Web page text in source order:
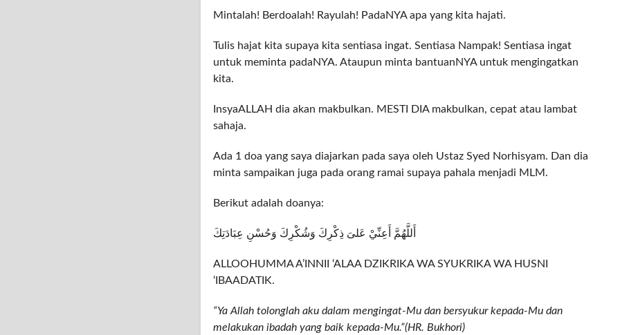
Mintalah! Berdoalah! Rayulah! PadaNYA apa yang kita hajati.
Tulis hajat kita supaya kita sentiasa ingat. Sentiasa Nampak! Sentiasa ingat
untuk meminta padaNYA. Ataupun minta bantuanNYA untuk mengingatkan
kita.
InsyaALLAH dia akan makbulkan. MESTI DIA makbulkan, cepat atau lambat
sahaja.
Ada 1 doa yang saya diajarkan pada saya oleh Ustaz Syed Norhisyam. Dan dia
minta sampaikan juga pada orang ramai supaya pahala menjadi MLM.
Berikut adalah doanya:
أَللَّهُمَّ أَعِنِّيْ عَلىَ ذِكْرِكَ وَشُكْرِكَ وَحُسْنِ عِبَادَتِكَ
ALLOOHUMMA A’INNII ‘ALAA DZIKRIKA WA SYUKRIKA WA HUSNI
‘IBAADATIK.
“Ya Allah tolonglah aku dalam mengingat-Mu dan bersyukur kepada-Mu dan
melakukan ibadah yang baik kepada-Mu.”(HR. Bukhori)